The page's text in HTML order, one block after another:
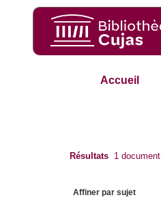
Accueil
Résultats 1 document
Affiner par sujet